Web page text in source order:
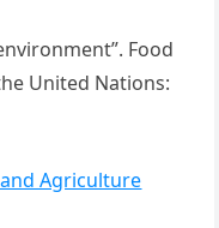
Food
United Nations:
and Agriculture